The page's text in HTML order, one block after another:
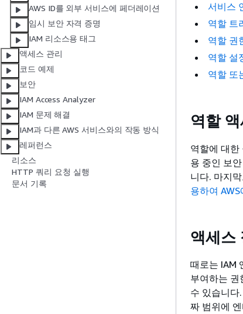
AWS ID를 외부 서비스에 페더레이션
임시 보안 자격 증명
IAM 리소스용 태그
액세스 관리
코드 예제
보안
IAM Access Analyzer
IAM 문제 해결
IAM과 다른 AWS 서비스와의 작동 방식
레퍼런스
리소스
HTTP 쿼리 요청 실행
문서 기록
서비스
역할 트
역할 권
역할 설
역할 또
역할
역할에 대한
용 중인 보
니다. 마지
용하여
액세스
때로는 IAM
부여하는 권
수 있습니다
짜 범위에